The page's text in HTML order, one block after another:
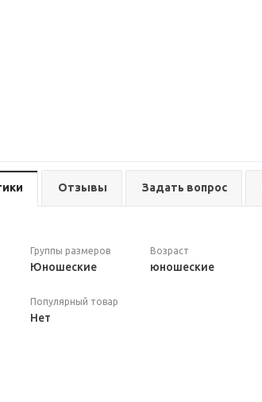
Отзывы Задать вопрос
Группы размеров
Юношеские
Возраст
юношеские
Популярный товар
Нет